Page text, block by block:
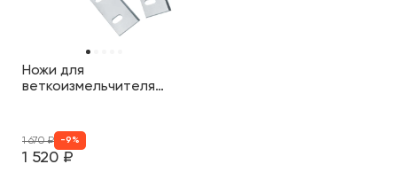
Ножи для
веткоизмельчителя
1 520 ₽
1 670₽ -9 %